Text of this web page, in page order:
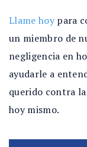
Llame hoypara
un miembro de
negligencia en
ayudarle a
querido contra
hoy mismo.